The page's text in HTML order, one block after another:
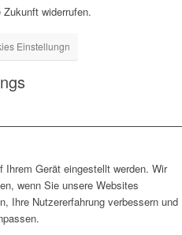
widerrufen.
Einstellungn
Ihrem Gerät eingestellt werden. Wir
wenn Sie unsere Websites
Ihre Nutzererfahrung verbessern und